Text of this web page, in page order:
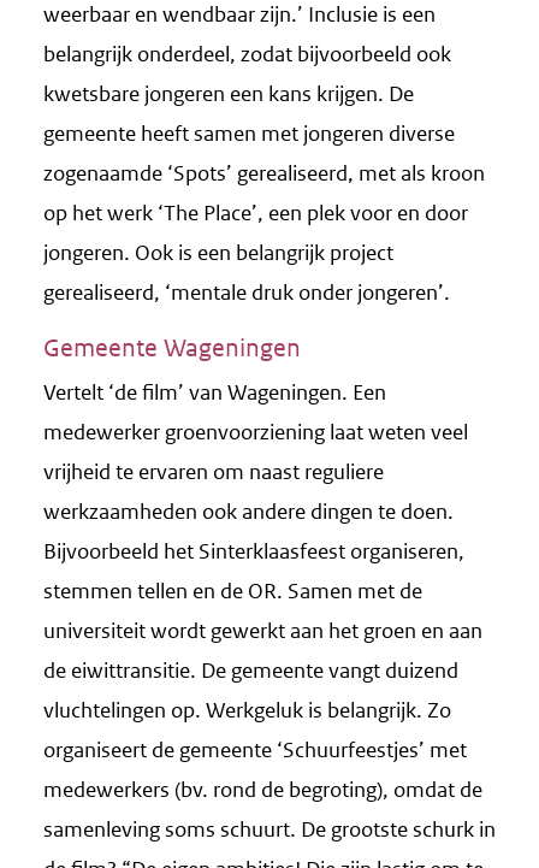
weerbaar en wendbaar zijn.’ Inclusie is een
belangrijk onderdeel, zodat bijvoorbeeld ook
kwetsbare jongeren een kans krijgen. De
gemeente heeft samen met jongeren diverse
zogenaamde ‘Spots’ gerealiseerd, met als kroon
op het werk ‘The Place’, een plek voor en door
jongeren. Ook is een belangrijk project
gerealiseerd, ‘mentale druk onder jongeren’.
Gemeente Wageningen
Vertelt ‘de film’ van Wageningen. Een
medewerker groenvoorziening laat weten veel
vrijheid te ervaren om naast reguliere
werkzaamheden ook andere dingen te doen.
Bijvoorbeeld het Sinterklaasfeest organiseren,
stemmen tellen en de OR. Samen met de
universiteit wordt gewerkt aan het groen en aan
de eiwittransitie. De gemeente vangt duizend
vluchtelingen op. Werkgeluk is belangrijk. Zo
organiseert de gemeente ‘Schuurfeestjes’ met
medewerkers (bv. rond de begroting), omdat de
samenleving soms schuurt. De grootste schurk in